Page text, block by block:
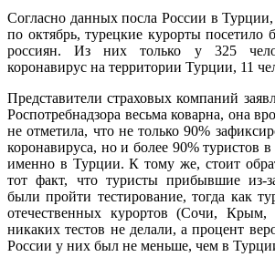
Согласно данных посла России в Турции,
по октябрь, турецкие курорты посетило
россиян. Из них только у 325
коронавирус на территории Турции, 11
Представители страховых компаний
Роспотребнадзора весьма коварна, она
не отметила, что не только 90%
коронавируса, но и более 90% туристов
именно в Турции. К тому же, стоит
тот факт, что туристы прибывшие из-
были пройти тестирование, тогда как
отечественных курортов (Сочи,
никаких тестов не делали, а процент
России у них был не меньше, чем в